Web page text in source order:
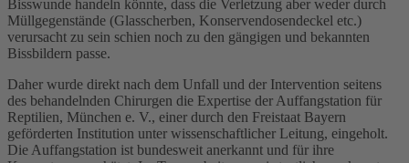
Bisswunde handeln könnte, dass die Verletzung aber weder durch
Müllgegenstände (Glasscherben, Konservendosendeckel etc.)
verursacht zu sein schien noch zu den gängigen und bekannten
Bissbildern passe.
Daher wurde direkt nach dem Unfall und der Intervention seitens
des behandelnden Chirurgen die Expertise der Auffangstation für
Reptilien, München e. V., einer durch den Freistaat Bayern
geförderten Institution unter wissenschaftlicher Leitung, eingeholt.
Die Auffangstation ist bundesweit anerkannt und für ihre